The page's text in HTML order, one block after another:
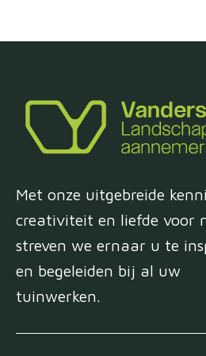
Met onze uitgebreide
creativiteit en liefde voor
streven we ernaar u te
en begeleiden bij al uw
tuinwerken.